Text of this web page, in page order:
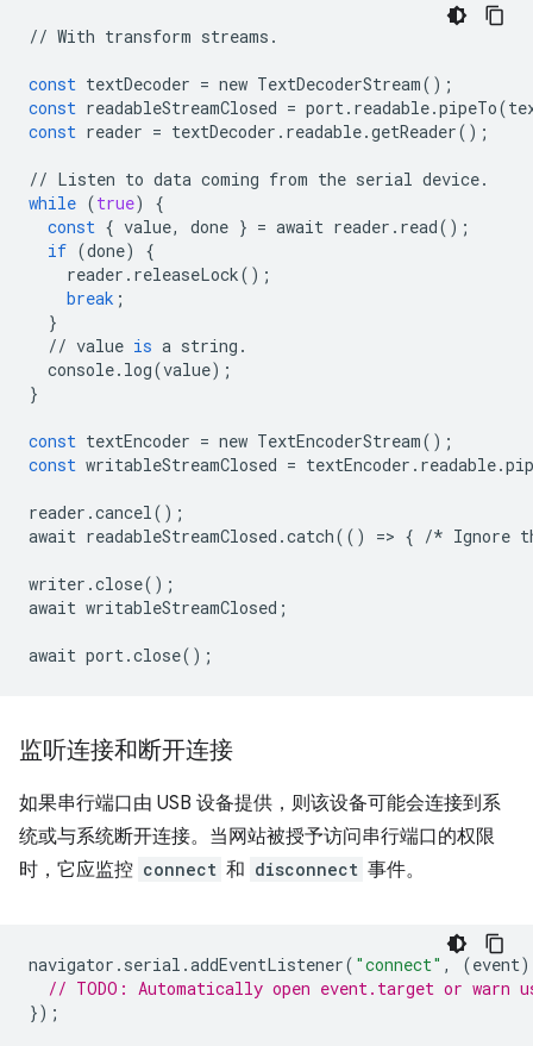
// With transform streams .
const textDecoder = new TextDecoderStream();
const readableStreamClosed = port. readable.pipeTo(
const reader = textDecoder . readable.getReader();
// Listen to data coming from the serial device.
while (true)
{
const { value, done } = await reader . read();
if (done)
{
reader . releaseLock();
break ;
}
// value is a string .
console. log(value);
}
const textEncoder = new TextEncoderStream();
const writableStreamClosed = textEncoder . readable.
reader .cancel();
await readableStreamClosed .catch(() => { /* Ignore
writer .close();
await writableStreamClosed ;
await port.close();
监听连接和断开连接
如果串行端口由 USB 设备提供，则该设备可能会连接到系
统或与系统断开连接。当网站被授予访问串行端口的权限
时，它应监控 connect 和 disconnect 事件。
navigator . serial .addEventListener( "connect" , (event)
// TODO: Automatically open event.target or
});